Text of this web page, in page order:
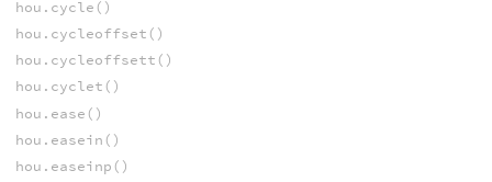
hou.cycle()
hou.cycleoffset()
hou.cycleoffsett()
hou.cyclet()
hou.ease()
hou.easein()
hou.easeinp()